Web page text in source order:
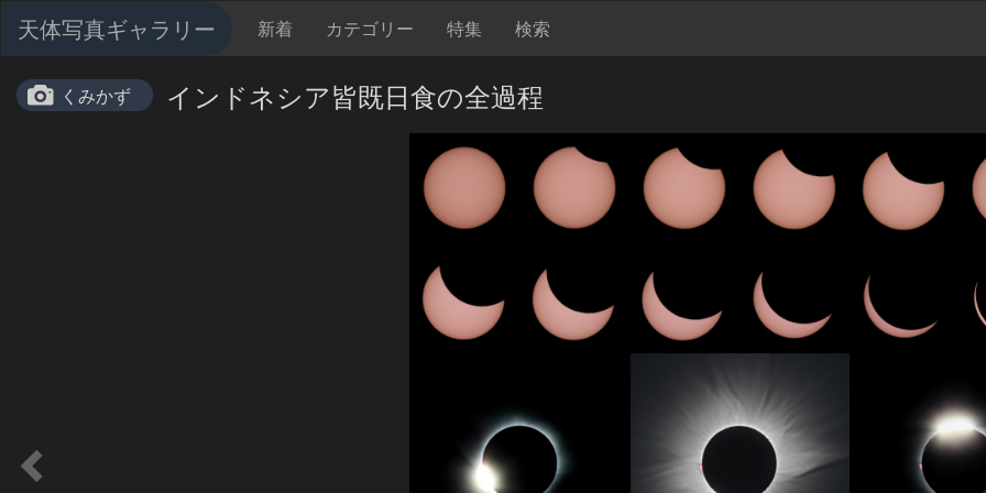
天体写真ギャラリー 新着 カテゴリー 特集 検索
くみかず インドネシア皆既日食の全過程